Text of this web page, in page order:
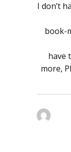
I don’t
book-
have
more,